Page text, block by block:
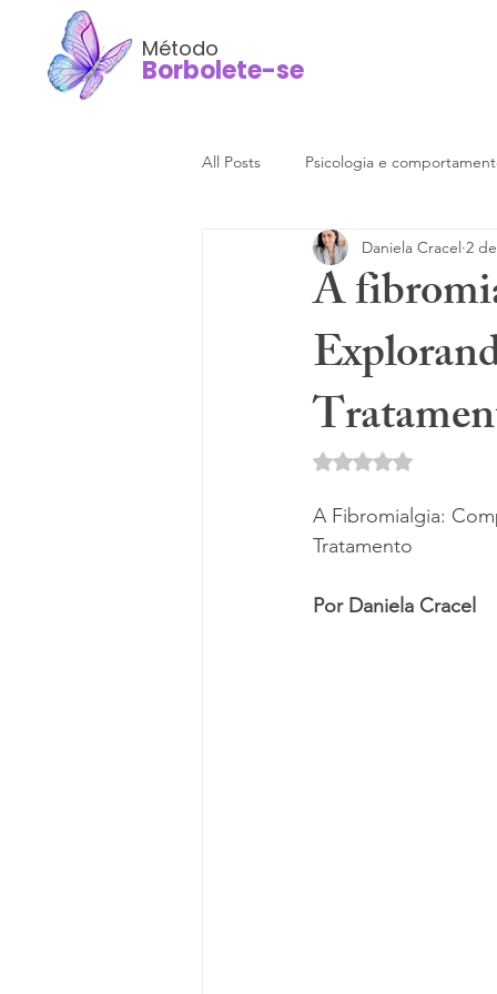
Método
Borbolete-se
All Posts Psicologia e
A
Daniela Cracel 2
Avaliado com NaN
A Fibromialgia:
Tratamento
Por Daniela Cracel